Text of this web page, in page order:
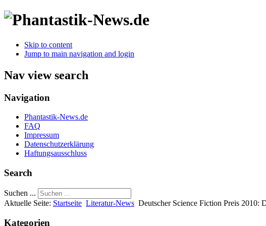
Skip to content
Jump to main navigation and login
Nav view search
Navigation
Phantastik-News.de
FAQ
Impressum
Datenschutzerklärung
Haftungsausschluss
Search
Suchen ...
Aktuelle Seite: Startseite Literatur-News Deutscher Science Fiction Preis 2010:
Kategorien